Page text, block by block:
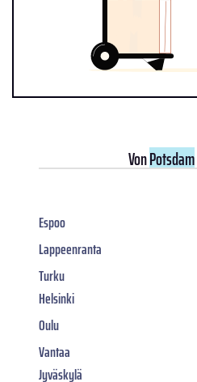
VonPotsdam
Espoo
Lappeenranta
Turku
Helsinki
Oulu
Vantaa
Jyväskylä